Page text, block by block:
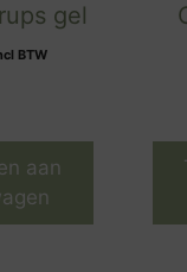
gel
BTW
aan